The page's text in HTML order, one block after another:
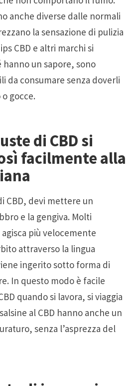
anche diverse dalle normali
la sensazione di pulizia
CBD e altri marchi si
un sapore, sono
da consumare senza doverli
gocce.
di CBD si
facilmente alla
CBD, devi mettere un
e la gengiva. Molti
più velocemente
attraverso la lingua
ingerito sotto forma di
In questo modo è facile
quando si lavora, si viaggia
al CBD hanno anche un
senza l’asprezza del